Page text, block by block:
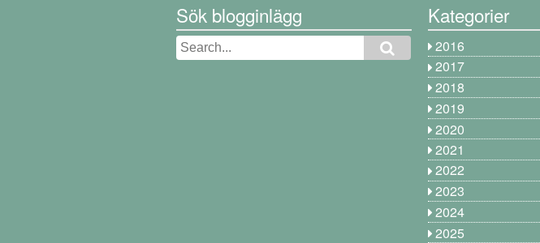
Sök blogginlägg Kategorier
2016
2017
2018
2019
2020
2021
2022
2023
2024
2025